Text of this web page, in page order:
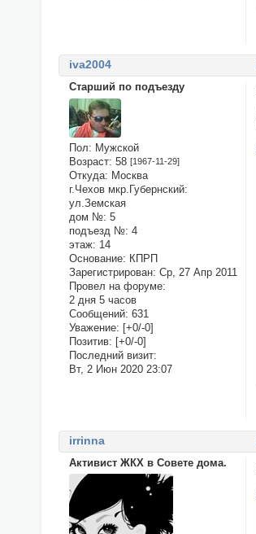
iva2004
Старший по подъезду
Пол: Мужской
Возраст: 58 [1967-11-29]
Откуда: Москва
г.Чехов мкр.Губернский:
ул.Земская
дом №: 5
подъезд №: 4
этаж: 14
Основание: КПРП
Зарегистрирован: Ср, 27 Апр 2011
Провел на форуме:
2 дня 5 часов
Сообщений: 631
Уважение: [+0/-0]
Позитив: [+0/-0]
Последний визит:
Вт, 2 Июн 2020 23:07
irrinna
Активист ЖКХ в Совете дома.